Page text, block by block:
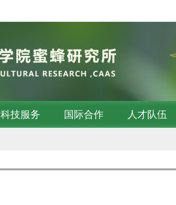
科技服务 国际合作 人才队伍